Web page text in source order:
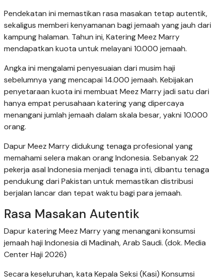
Pendekatan ini memastikan rasa masakan tetap autentik,
sekaligus memberi kenyamanan bagi jemaah yang jauh dari
kampung halaman. Tahun ini, Katering Meez Marry
mendapatkan kuota untuk melayani 10.000 jemaah.
Angka ini mengalami penyesuaian dari musim haji
sebelumnya yang mencapai 14.000 jemaah. Kebijakan
penyetaraan kuota ini membuat Meez Marry jadi satu dari
hanya empat perusahaan katering yang dipercaya
menangani jumlah jemaah dalam skala besar, yakni 10.000
orang.
Dapur Meez Marry didukung tenaga profesional yang
memahami selera makan orang Indonesia. Sebanyak 22
pekerja asal Indonesia menjadi tenaga inti, dibantu tenaga
pendukung dari Pakistan untuk memastikan distribusi
berjalan lancar dan tepat waktu bagi para jemaah.
Rasa Masakan Autentik
Dapur katering Meez Marry yang menangani konsumsi
jemaah haji Indonesia di Madinah, Arab Saudi. (dok. Media
Center Haji 2026)
Secara keseluruhan, kata Kepala Seksi (Kasi) Konsumsi